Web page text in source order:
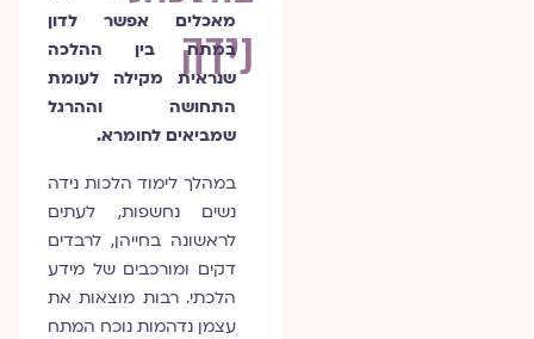
נידה
מאכלים אפשר לדון
במתח בין ההלכה
שנראית מקילה לעומת
התחושה וההרגל
שמביאים לחומרא.
במהלך לימוד הלכות נידה
נשים נחשפות, לעתים
לראשונה בחייהן, לרבדים
דקים ומורכבים של מידע
הלכתי. רבות מוצאות את
עצמן נדהמות נוכח המתח